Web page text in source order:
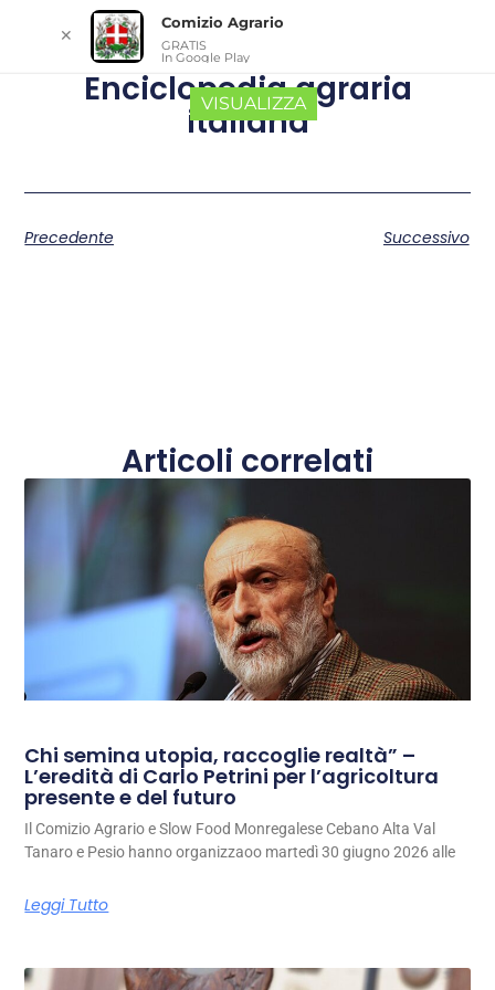
Enciclopedia agraria
italiana
Precedente Successivo
Articoli correlati
Chi semina utopia, raccoglie realtà” –
L’eredità di Carlo Petrini per l’agricoltura
presente e del futuro
Il Comizio Agrario e Slow Food Monregalese Cebano Alta Val
Tanaro e Pesio hanno organizzaoo martedì 30 giugno 2026 alle
Leggi Tutto
✕
Comizio Agrario
GRATIS
In Google Play
VISUALIZZA